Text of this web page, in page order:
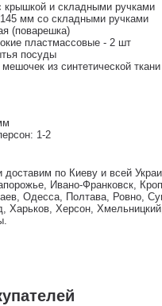
крышкой и складными ручками
мм со складными ручками
(поварешка)
пластмассовые - 2 шт
посуды
из синтетической ткани
1-2
доставим по Киеву и всей
Ивано-Франковск,
Одесса, Полтава, Ровно,
Харьков, Херсон,